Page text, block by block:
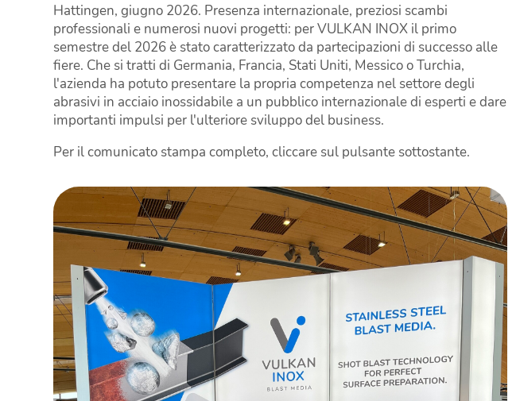
Hattingen, giugno 2026. Presenza internazionale, preziosi scambi
professionali e numerosi nuovi progetti: per VULKAN INOX il primo
semestre del 2026 è stato caratterizzato da partecipazioni di successo alle
fiere. Che si tratti di Germania, Francia, Stati Uniti, Messico o Turchia,
l'azienda ha potuto presentare la propria competenza nel settore degli
abrasivi in acciaio inossidabile a un pubblico internazionale di esperti e dare
importanti impulsi per l'ulteriore sviluppo del business.
Per il comunicato stampa completo, cliccare sul pulsante sottostante.